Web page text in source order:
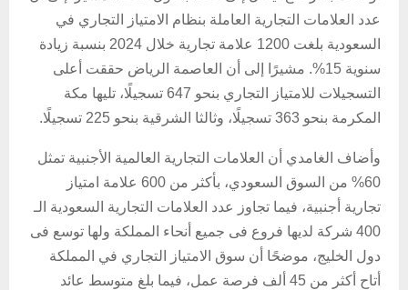
عدد العلامات التجارية العاملة بنظام الامتياز التجاري في
السعودية بلغت 1200 علامة تجارية خلال 2024 بنسبة زيادة
سنوية 15%. مشيرًا إلى أن العاصمة الرياض حققت أعلى
التسجيلات للامتياز التجاري بنحو 647 تسجيلًا، تليها مكة
المكرمة بنحو 363 تسجيلًا، وثالثا الشرقية بنحو 225 تسجيلًا.
وأضاف الغامدي أن العلامات التجارية العالمية الأجنبية تمثل
60% من السوق السعودي، بأكثر من 600 علامة امتياز
تجارية أجنبية، فيما تجاوز عدد العلامات التجارية السعودية الـ
400 شركة لديها فروع فى جميع أنحاء المملكة ولها توسع فى
دول الخليج، موضحًا أن سوق الامتياز التجاري في المملكة
أتاح أكثر من 45 ألف فرصة عمل، فيما بلغ متوسط عائد